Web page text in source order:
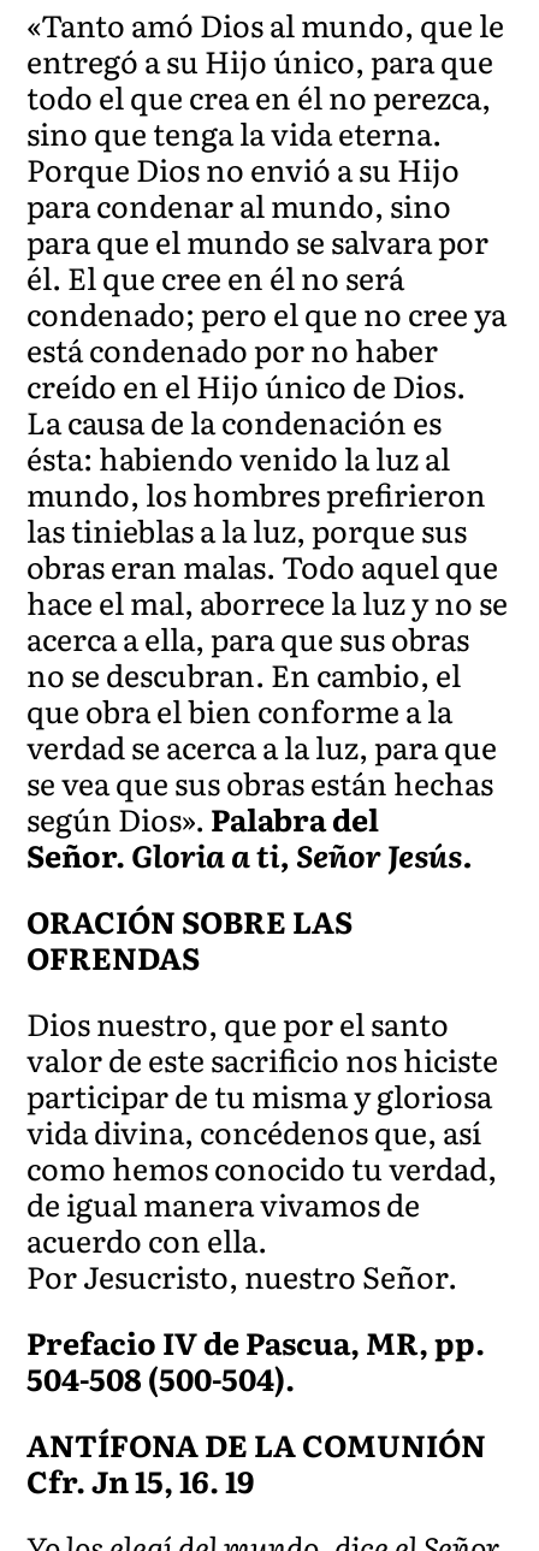
«Tanto amó Dios al mundo, que le
entregó a su Hijo único, para que
todo el que crea en él no perezca,
sino que tenga la vida eterna.
Porque Dios no envió a su Hijo
para condenar al mundo, sino
para que el mundo se salvara por
él. El que cree en él no será
condenado; pero el que no cree ya
está condenado por no haber
creído en el Hijo único de Dios.
La causa de la condenación es
ésta: habiendo venido la luz al
mundo, los hombres prefirieron
las tinieblas a la luz, porque sus
obras eran malas. Todo aquel que
hace el mal, aborrece la luz y no se
acerca a ella, para que sus obras
no se descubran. En cambio, el
que obra el bien conforme a la
verdad se acerca a la luz, para que
se vea que sus obras están hechas
según Dios». Palabra del
Señor.Gloria a ti, Señor Jesús.
ORACIÓN SOBRE LAS
OFRENDAS
Dios nuestro, que por el santo
valor de este sacrificio nos hiciste
participar de tu misma y gloriosa
vida divina, concédenos que, así
como hemos conocido tu verdad,
de igual manera vivamos de
acuerdo con ella.
Por Jesucristo, nuestro Señor.
Prefacio IV de Pascua, MR, pp.
504-508 (500-504).
ANTÍFONA DE LA COMUNIÓN
Cfr. Jn 15, 16. 19